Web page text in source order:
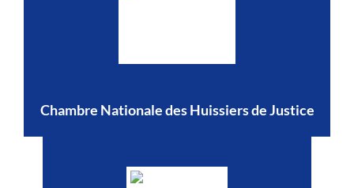
Chambre Nationale des Huissiers de Justice